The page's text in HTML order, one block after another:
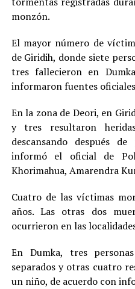
monzón.
El mayor número de
de Giridih, donde siete
tres fallecieron en
informaron fuentes
En la zona de Deori, en
y tres resultaron
descansando después
informó el oficial de
Khorimahua, Amarendra
Cuatro de las víctimas
años. Las otras dos
ocurrieron en las
En Dumka, tres
separados y otras cuatro
un niño, de acuerdo con